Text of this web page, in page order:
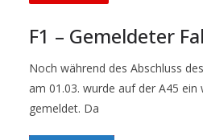
F1 – Gemeldeter
Noch während des Abschluss
am 01.03. wurde auf der A45 ein
gemeldet. Da